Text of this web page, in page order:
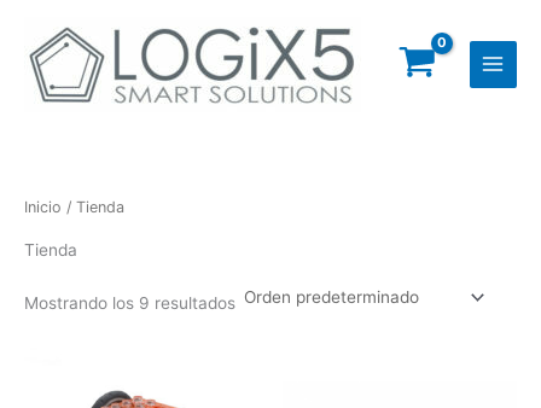
contenido
Inicio / Tienda
Tienda
Mostrando los 9 resultados